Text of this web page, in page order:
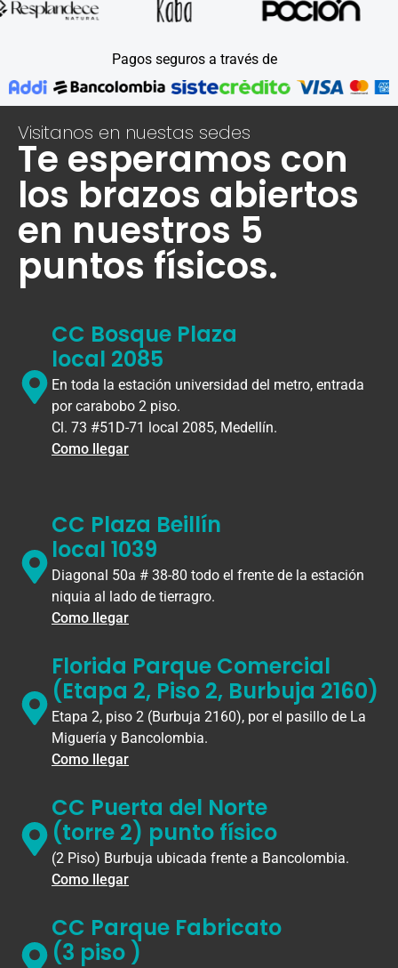
Pagos seguros a través de
Visitanos en nuestas sedes
Te esperamos con
los brazos abiertos
en nuestros 5
puntos físicos.
CC Bosque Plaza
local 2085
En toda la estación universidad del metro, entrada
por carabobo 2 piso.
Cl. 73 #51D-71 local 2085, Medellín.
Como llegar
CC Plaza Beillín
local 1039
Diagonal 50a # 38-80 todo el frente de la estación
niquia al lado de tierragro.
Como llegar
Florida Parque Comercial
(Etapa 2, Piso 2, Burbuja 2160)
Etapa 2, piso 2 (Burbuja 2160), por el pasillo de La
Miguería y Bancolombia.
Como llegar
CC Puerta del Norte
(torre 2) punto físico
(2 Piso) Burbuja ubicada frente a Bancolombia.
Como llegar
CC Parque Fabricato
(3 piso )